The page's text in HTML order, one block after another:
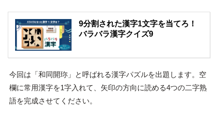
9分割された漢字1文字を当てろ！
バラバラ漢字クイズ9
今回は「和同開珎」と呼ばれる漢字パズルを出題します。空
欄に常用漢字を1字入れて、矢印の方向に読める4つの二字熟
語を完成させてください。